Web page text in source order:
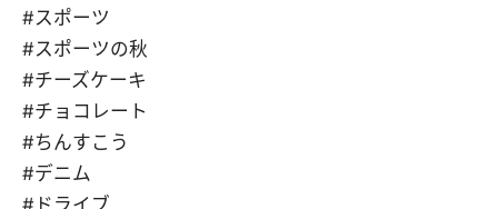
#スポーツ
#スポーツの秋
#チーズケーキ
#チョコレート
#ちんすこう
#デニム